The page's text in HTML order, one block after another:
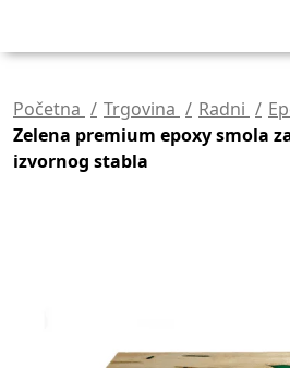
Početna Trgovina Radni
Zelena premium epoxy smola
izvornog stabla